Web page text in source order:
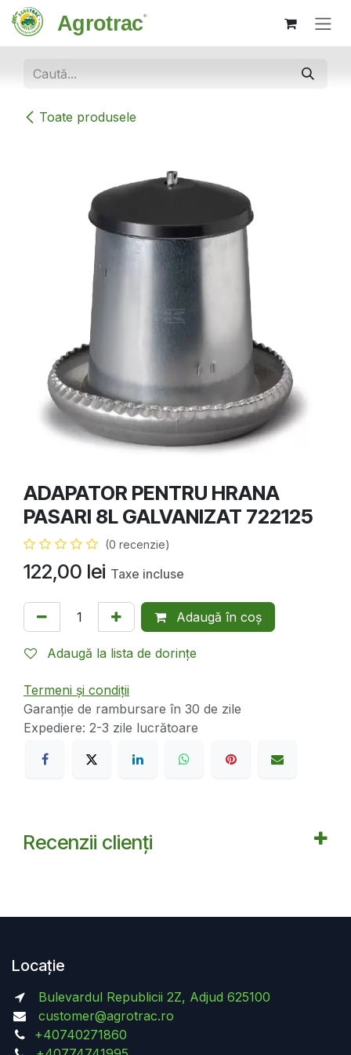
Sari la conținut
Toate produsele
ADAPATOR PENTRU HRANA
PASARI 8L GALVANIZAT 722125
(0 recenzie)
122,00 lei Taxe incluse
Adaugă în coș
Adaugă la lista de dorințe
Termeni și condiții
Garanție de rambursare în 30 de zile
Expediere: 2-3 zile lucrătoare
Recenzii clienți
Locație
Bulevardul Republicii 2Z, Adjud 625100
customer@agrotrac.ro
+40740271860